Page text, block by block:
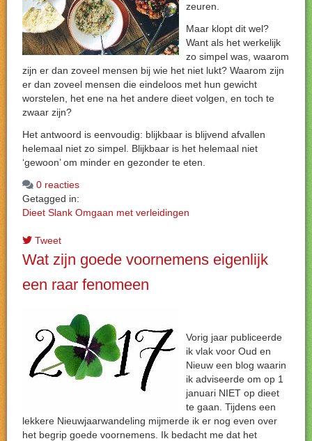
zeuren.
Maar klopt dit wel?
Want als het werkelijk
zo simpel was, waarom
zijn er dan zoveel mensen bij wie het niet lukt? Waarom zijn
er dan zoveel mensen die eindeloos met hun gewicht
worstelen, het ene na het andere dieet volgen, en toch te
zwaar zijn?
Het antwoord is eenvoudig: blijkbaar is blijvend afvallen
helemaal niet zo simpel. Blijkbaar is het helemaal niet
‘gewoon’ om minder en gezonder te eten.
0 reacties
Getagged in:
Dieet Slank Omgaan met verleidingen
Tweet
Wat zijn goede voornemens eigenlijk
een raar fenomeen
Vorig jaar publiceerde
ik vlak voor Oud en
Nieuw een blog waarin
ik adviseerde om op 1
januari NIET op dieet
te gaan. Tijdens een
lekkere Nieuwjaarwandeling mijmerde ik er nog even over
het begrip goede voornemens. Ik bedacht me dat het